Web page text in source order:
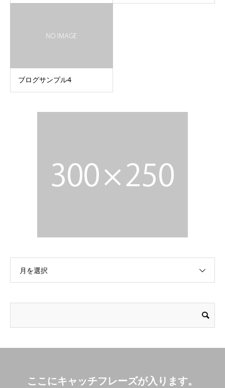
ブログサンプル4
月を選択
ここにキャッチフレーズが入ります。